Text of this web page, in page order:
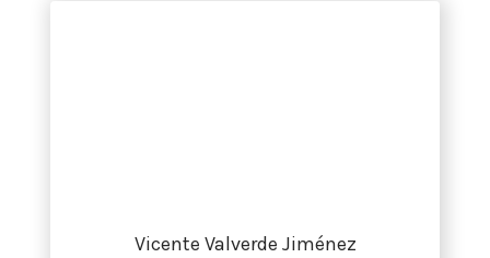
Vicente Valverde Jiménez